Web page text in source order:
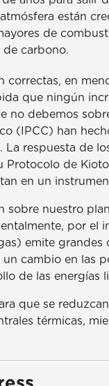
están
de
carbono.
correctas, en
que ningún
no debemos
(IPCC) han
respuesta de
Protocolo de
en un
sobre nuestro
por el
emite
cambio en las
de las energías
que se
térmicas,